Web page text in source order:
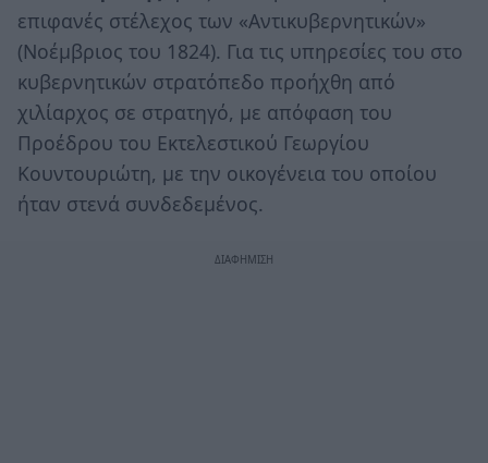
επιφανές στέλεχος των «Αντικυβερνητικών»
(Νοέμβριος του 1824). Για τις υπηρεσίες του στο
κυβερνητικών στρατόπεδο προήχθη από
χιλίαρχος σε στρατηγό, με απόφαση του
Προέδρου του Εκτελεστικού Γεωργίου
Κουντουριώτη, με την οικογένεια του οποίου
ήταν στενά συνδεδεμένος.